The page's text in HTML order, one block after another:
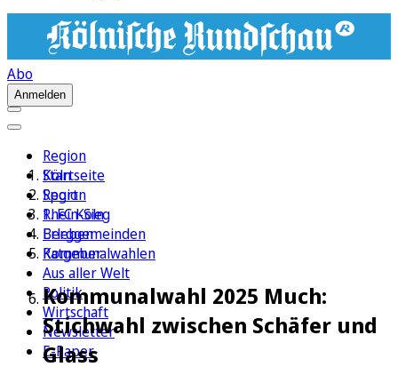
Abo
Anmelden
Region
Köln
Sport
1. FC Köln
Erleben
Ratgeber
Aus aller Welt
Politik
Wirtschaft
Newsletter
E-Paper
Startseite
Region
Rhein-Sieg
Berggemeinden
Kommunalwahlen
Kommunalwahl 2025 Much:
Stichwahl zwischen Schäfer und
Glass